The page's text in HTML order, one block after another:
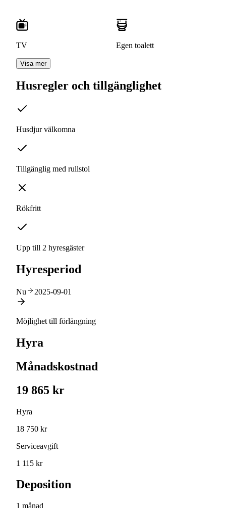
TV Egen toalett
Visa mer
Husregler och tillgänglighet
Husdjur välkomna
Tillgänglig med rullstol
Rökfritt
Upp till 2 hyresgäster
Hyresperiod
Nu 2025-09-01
Möjlighet till förlängning
Hyra
Månadskostnad
19 865 kr
Hyra
18 750 kr
Serviceavgift
1 115 kr
Deposition
1 månad